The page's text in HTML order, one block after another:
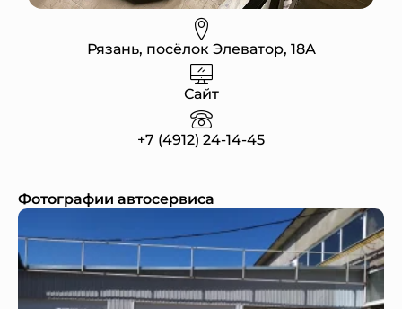
Рязань, посёлок Элеватор, 18А
Сайт
+7 (4912) 24-14-45
Фотографии автосервиса